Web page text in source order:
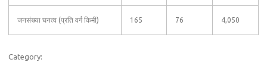
जनसंख्या घनत्व (प्रति वर्ग किमी) 165 76 4,050
Category: